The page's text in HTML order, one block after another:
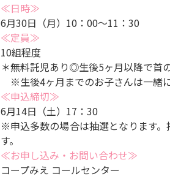
≪日時≫
6月30日（月）10：00～11：30
≪定員≫
10組程度
＊無料託児あり◎生後5ヶ月以降で首
※生後4ヶ月までのお子さんは一緒
≪申込締切≫
6月14日（土）17：30
※申込多数の場合は抽選となります
す。
≪お申し込み・お問い合わせ≫
コープみえ コールセンター